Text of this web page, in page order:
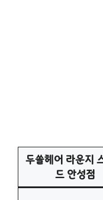
두쏠헤어 라운지
드 안성점